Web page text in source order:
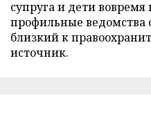
супруга и дети
профильные ведомства
близкий к
источник.